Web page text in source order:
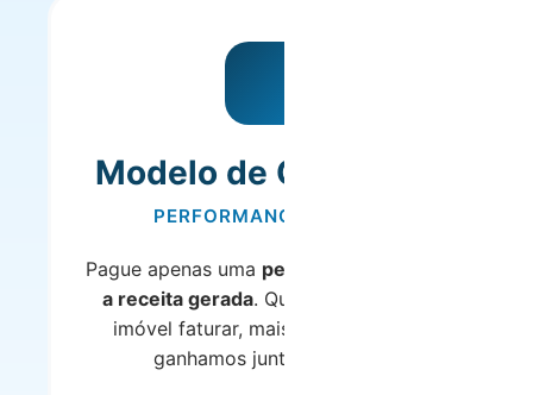
Modelo de Comissão
PERFORMANCE-BASED
Pague apenas uma percentagem sobre
a receita gerada. Quanto mais o seu
imóvel faturar, mais ganha – e nós
ganhamos junto consigo.